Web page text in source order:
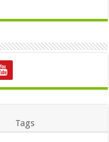
Tags